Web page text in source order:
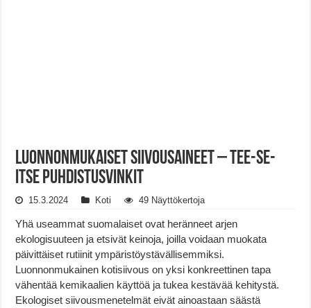
Luonnonmukaiset Siivousaineet – Tee-Se-
Itse Puhdistusvinkit
15.3.2024 Koti 49 Näyttökertoja
Yhä useammat suomalaiset ovat heränneet arjen
ekologisuuteen ja etsivät keinoja, joilla voidaan muokata
päivittäiset rutiinit ympäristöystävällisemmiksi.
Luonnonmukainen kotisiivous on yksi konkreettinen tapa
vähentää kemikaalien käyttöä ja tukea kestävää kehitystä.
Ekologiset siivousmenetelmät eivät ainoastaan säästä